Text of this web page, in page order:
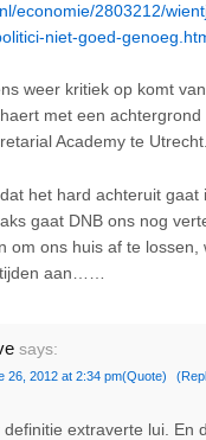
economie/2803212/
niet-goed-
weer kritiek op komt
met een achtergrond
Academy te Utrecht.
het hard achteruit gaat
gaat DNB ons nog
om ons huis af te lossen,
aan……
says:
26, 2012 at 2:34 pm(Quote)
definitie extraverte lui. En